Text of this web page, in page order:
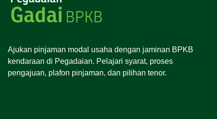
Ajukan pinjaman modal usaha dengan jaminan BPKB
kendaraan di Pegadaian. Pelajari syarat, proses
pengajuan, plafon pinjaman, dan pilihan tenor.